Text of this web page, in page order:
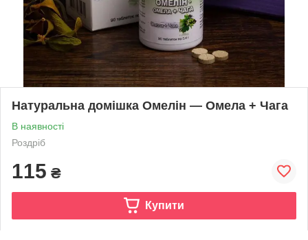
Натуральна домішка Омелін — Омела + Чага
В наявності
Роздріб
115 ₴
Купити